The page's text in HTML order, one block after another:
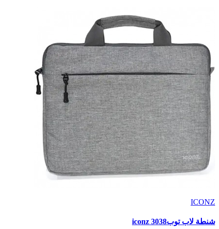
ICONZ
شنطة لاب توب3038 iconz